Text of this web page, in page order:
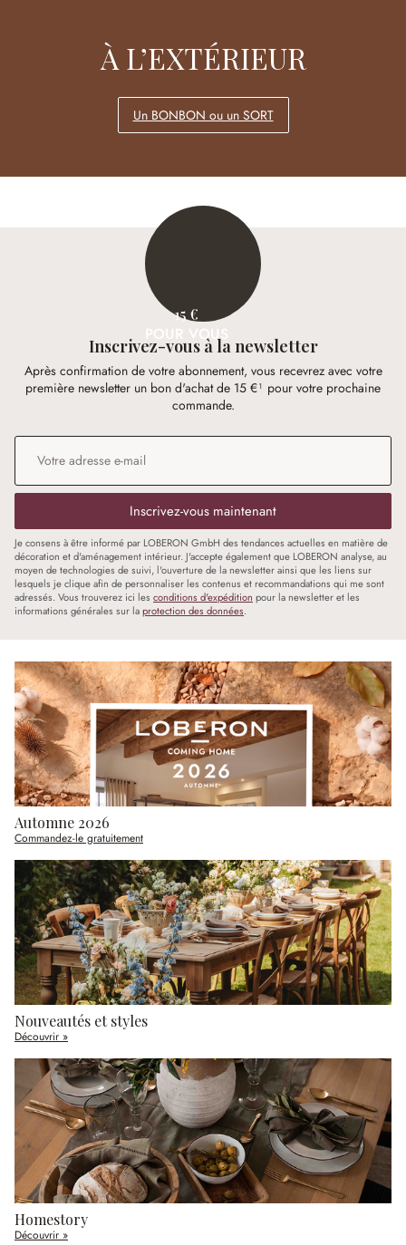
À L’EXTÉRIEUR
Un BONBON ou un SORT
15 €
POUR VOUS
Inscrivez-vous à la newsletter
Après confirmation de votre abonnement, vous recevrez avec votre
première newsletter un bon d'achat de 15 €¹ pour votre prochaine
commande.
Adresse e-mail
Inscrivez-vous maintenant
Je consens à être informé par LOBERON GmbH des tendances actuelles en matière de
décoration et d'aménagement intérieur. J'accepte également que LOBERON analyse, au
moyen de technologies de suivi, l'ouverture de la newsletter ainsi que les liens sur
lesquels je clique afin de personnaliser les contenus et recommandations qui me sont
adressés. Vous trouverez ici les conditions d'expédition pour la newsletter et les
informations générales sur laprotection des données.
Automne 2026
Commandez-le gratuitement
Nouveautés et styles
Découvrir »
Homestory
Découvrir »